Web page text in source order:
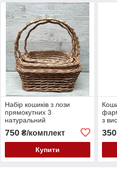
Набір кошиків з лози
прямокутних 3
натуральний
750₴/комплект
Купити
з
350